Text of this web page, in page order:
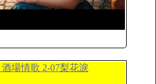
場情歌 2-07梨花淚